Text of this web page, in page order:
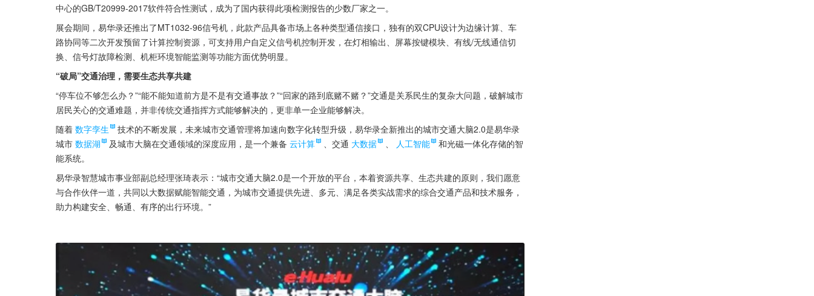
中心的GB/T20999-2017软件符合性测试，成为了国内获得此项检测报告的少数厂家之一。
展会期间，易华录还推出了MT1032-96信号机，此款产品具备市场上各种类型通信接口，独有的双CPU设计为边缘计算、车
路协同等二次开发预留了计算控制资源，可支持用户自定义信号机控制开发，在灯相输出、屏幕按键模块、有线/无线通信切
换、信号灯故障检测、机柜环境智能监测等功能方面优势明显。
“破局”交通治理，需要生态共享共建
“停车位不够怎么办？”“能不能知道前方是不是有交通事故？”“回家的路到底赌不赌？”交通是关系民生的复杂大问题，破解城市
居民关心的交通难题，并非传统交通指挥方式能够解决的，更非单一企业能够解决。
随着 数字孪生
技术的不断发展，未来城市交通管理将加速向数字化转型升级，易华录全新推出的城市交通大脑2.0是易华录
城市 数据湖 及城市大脑在交通领域的深度应用，是一个兼备 云计算 、交通 大数据 人工智能
和光磁一体化存储的智
能系统。
易华录智慧城市事业部副总经理张琦表示：“城市交通大脑2.0是一个开放的平台，本着资源共享、生态共建的原则，我们愿意
与合作伙伴一道，共同以大数据赋能智能交通，为城市交通提供先进、多元、满足各类实战需求的综合交通产品和技术服务，
助力构建安全、畅通、有序的出行环境。”